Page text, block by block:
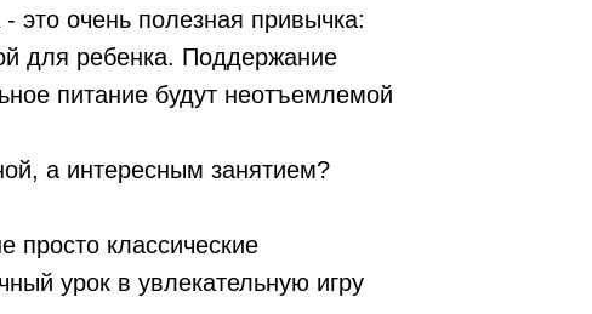
это очень полезная привычка:
для ребенка. Поддержание
питание будут неотъемлемой
а интересным занятием?
просто классические
урок в увлекательную игру